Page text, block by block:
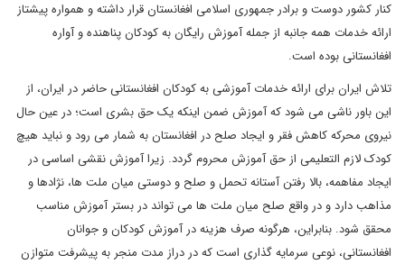
کنار کشور دوست و برادر جمهوری اسلامی افغانستان قرار داشته و همواره پیشتاز
ارائه خدمات همه جانبه از جمله آموزش رایگان به کودکان پناهنده و آواره
افغانستانی بوده است.
تلاش ایران برای ارائه خدمات آموزشی به کودکان افغانستانی حاضر در ایران، از
این باور ناشی می شود که آموزش ضمن اینکه یک حق بشری است؛ در عین حال
نیروی محرکه کاهش فقر و ایجاد صلح در افغانستان به شمار می رود و نباید هیچ
کودک لازم التعلیمی از حق آموزش محروم گردد. زیرا آموزش نقشی اساسی در
ایجاد مفاهمه، بالا رفتن آستانه تحمل و صلح و دوستی میان ملت ها، نژادها و
مذاهب دارد و در واقع صلح میان ملت ها می تواند در بستر آموزش مناسب
محقق شود. بنابراین، هرگونه صرف هزینه در آموزش کودکان و جوانان
افغانستانی، نوعی سرمایه گذاری است که در دراز مدت منجر به پیشرفت متوازن